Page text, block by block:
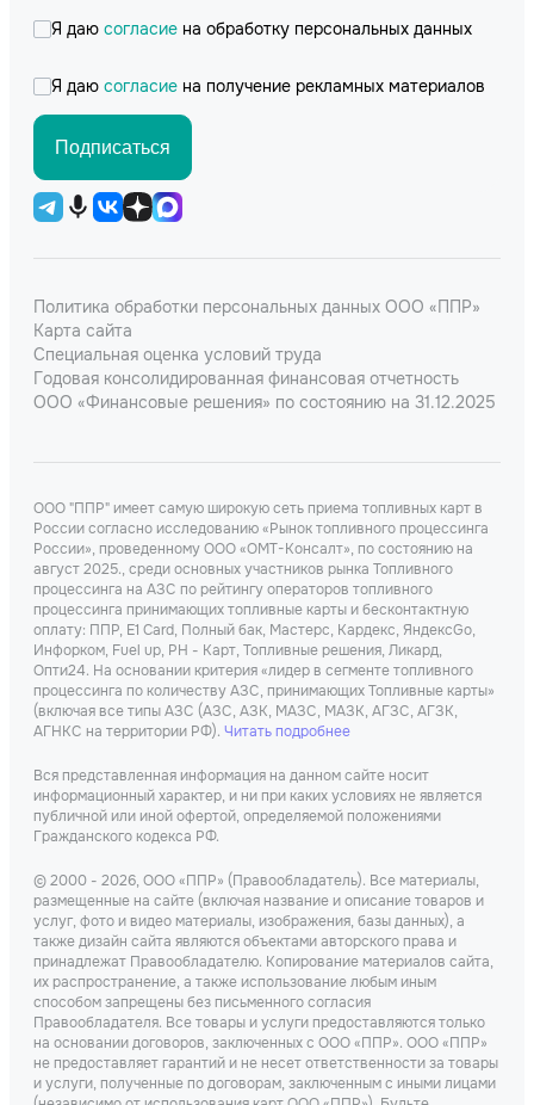
Я даю согласие на обработку персональных данных
Я даю согласие на получение рекламных материалов
Подписаться
Политика обработки персональных данных ООО «ППР»
Карта сайта
Специальная оценка условий труда
Годовая консолидированная финансовая отчетность
ООО «Финансовые решения» по состоянию на 31.12.2025
ООО "ППР" имеет самую широкую сеть приема топливных карт в
России согласно исследованию «Рынок топливного процессинга
России», проведенному ООО «ОМТ-Консалт», по состоянию на
август 2025., среди основных участников рынка Топливного
процессинга на АЗС по рейтингу операторов топливного
процессинга принимающих топливные карты и бесконтактную
оплату: ППР, Е1 Card, Полный бак, Мастерс, Кардекс, ЯндексGo,
Инфорком, Fuel up, РН - Карт, Топливные решения, Ликард,
Опти24. На основании критерия «лидер в сегменте топливного
процессинга по количеству АЗС, принимающих Топливные карты»
(включая все типы АЗС (АЗС, АЗК, МАЗС, МАЗК, АГЗС, АГЗК,
АГНКС на территории РФ). Читать подробнее
Вся представленная информация на данном сайте носит
информационный характер, и ни при каких условиях не является
публичной или иной офертой, определяемой положениями
Гражданского кодекса РФ.
© 2000 - 2026, ООО «ППР» (Правообладатель). Все материалы,
размещенные на сайте (включая название и описание товаров и
услуг, фото и видео материалы, изображения, базы данных), а
также дизайн сайта являются объектами авторского права и
принадлежат Правообладателю. Копирование материалов сайта,
их распространение, а также использование любым иным
способом запрещены без письменного согласия
Правообладателя. Все товары и услуги предоставляются только
на основании договоров, заключенных с ООО «ППР». ООО «ППР»
не предоставляет гарантий и не несет ответственности за товары
и услуги, полученные по договорам, заключенным с иными лицами